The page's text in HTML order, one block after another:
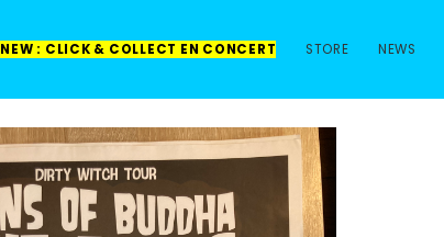
NEW : CLICK & COLLECT EN CONCERT STORE NEWS